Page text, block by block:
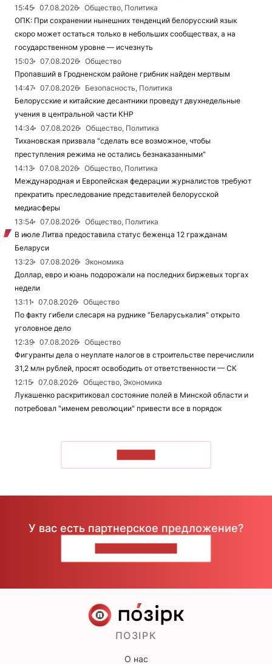
15:45
07.08.2026
Общество, Политика
ОПК: При сохранении нынешних тенденций белорусский язык
скоро может остаться только в небольших сообществах, а на
государственном уровне — исчезнуть
15:03
07.08.2026
Общество
Пропавший в Гродненском районе грибник найден мертвым
14:47
07.08.2026
Безопасность, Политика
Белорусские и китайские десантники проведут двухнедельные
учения в центральной части КНР
14:34
07.08.2026
Общество, Политика
Тихановская призвала "сделать все возможное, чтобы
преступления режима не остались безнаказанными"
14:13
07.08.2026
Общество, Политика
Международная и Европейская федерации журналистов требуют
прекратить преследование представителей белорусской
медиасферы
13:54
07.08.2026
Общество, Политика
В июле Литва предоставила статус беженца 12 гражданам
Беларуси
13:23
07.08.2026
Экономика
Доллар, евро и юань подорожали на последних биржевых торгах
недели
13:11
07.08.2026
Общество
По факту гибели слесаря на руднике "Беларуськалия" открыто
уголовное дело
12:39
07.08.2026
Общество
Фигуранты дела о неуплате налогов в строительстве перечислили
31,2 млн рублей, просят освободить от ответственности — СК
12:15
07.08.2026
Общество, Экономика
Лукашенко раскритиковал состояние полей в Минской области и
потребовал "именем революции" привести все в порядок
У вас есть партнерское предложение?
ПОЗІРК
О нас